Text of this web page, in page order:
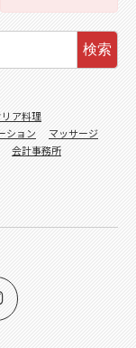
検索
ア料理
ション
マッサージ
会計事務所